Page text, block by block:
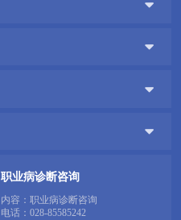




职业病诊断咨询
内容：职业病诊断咨询
电话： 028-85585242